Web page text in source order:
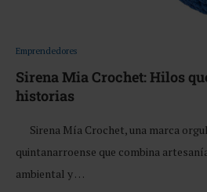
Emprendedores
Sirena Mia Crochet: Hilos
historias
Sirena Mía Crochet, una marca
quintanarroense que combina
ambiental y …